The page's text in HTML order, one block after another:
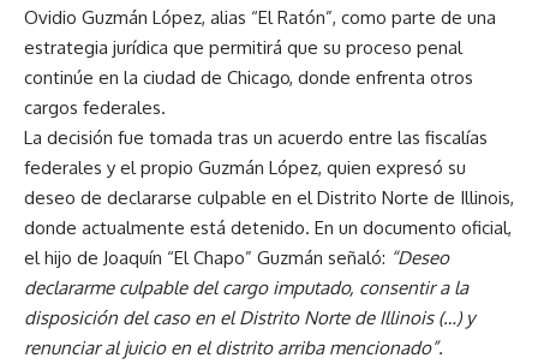
Ovidio Guzmán López, alias “El Ratón”, como parte de una
estrategia jurídica que permitirá que su proceso penal
continúe en la ciudad de Chicago, donde enfrenta otros
cargos federales.
La decisión fue tomada tras un acuerdo entre las fiscalías
federales y el propio Guzmán López, quien expresó su
deseo de declararse culpable en el Distrito Norte de Illinois,
donde actualmente está detenido. En un documento oficial,
el hijo de Joaquín “El Chapo” Guzmán señaló: “Deseo
declararme culpable del cargo imputado, consentir a la
disposición del caso en el Distrito Norte de Illinois (…) y
renunciar al juicio en el distrito arriba mencionado”.